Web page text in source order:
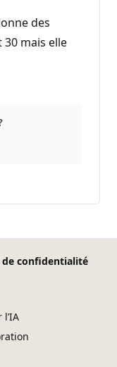
des
mais elle
de confidentialité